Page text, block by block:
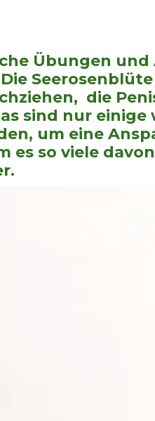
Übungen
die
sind nur einige
um eine
es so viele